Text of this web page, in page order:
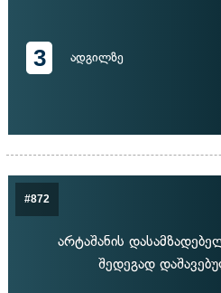
3 ადგილზე
#872
არტაშანის
შედეგად